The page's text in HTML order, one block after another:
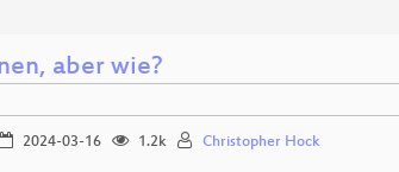
aber wie?
2024-03-16 1.2k Christopher Hock